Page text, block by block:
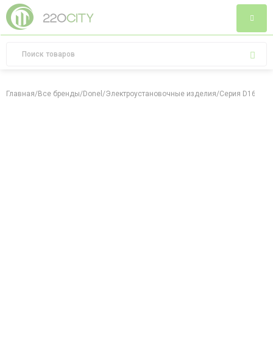
Главная/Все бренды/Donel /Электроустановочные изделия/Серия D16